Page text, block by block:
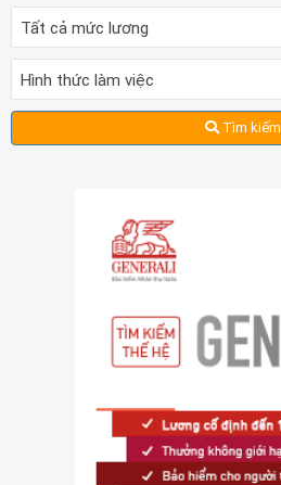
Tất cả mức lương
Hình thức làm việc
Tìm kiếm